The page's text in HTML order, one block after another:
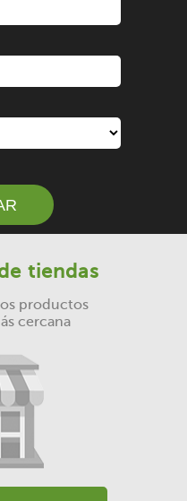
tiendas
productos
cercana